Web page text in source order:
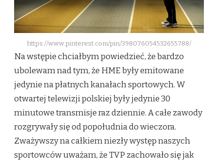
https://www.pinterest.com/pin/398076054532655788/
Na wstępie chciałbym powiedzieć, że bardzo
ubolewam nad tym, że HME były emitowane
jedynie na płatnych kanałach sportowych. W
otwartej telewizji polskiej były jedynie 30
minutowe transmisje raz dziennie. A całe zawody
rozgrywały się od popołudnia do wieczora.
Zważywszy na całkiem niezły występ naszych
sportowców uważam, że TVP zachowało się jak